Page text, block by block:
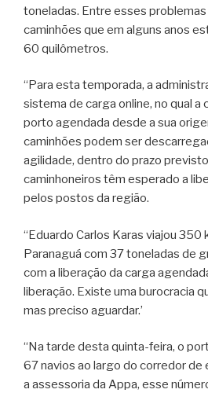
toneladas. Entre esses
caminhões que em alguns anos
60 quilômetros.
“Para esta temporada, a
sistema de carga online, no qual a
porto agendada desde a sua
caminhões podem ser
agilidade, dentro do prazo
caminhoneiros têm esperado a
pelos postos da região.
“Eduardo Carlos Karas viajou 350
Paranaguá com 37 toneladas de
com a liberação da carga
liberação. Existe uma burocracia
mas preciso aguardar.’
“Na tarde desta quinta-feira, o
67 navios ao largo do corredor de
a assessoria da Appa, esse